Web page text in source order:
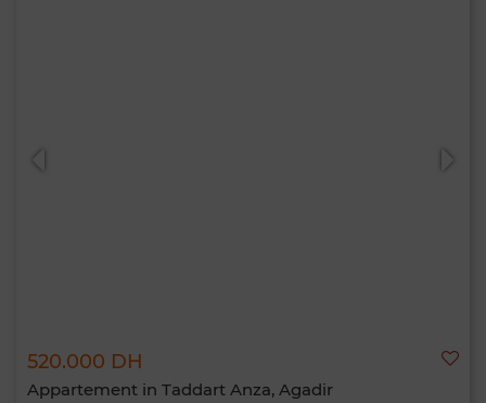
520.000 DH
Appartement in Taddart Anza, Agadir